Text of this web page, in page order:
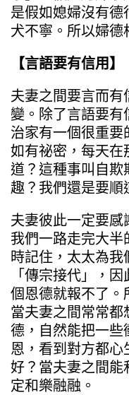
是假如媳婦沒有德
犬不寧。所以婦德
【言語要有信用】
夫妻之間要言而
變。除了言語要有
治家有一個很重要
如有祕密，每天在
道？這種事叫自欺
趣？我們還是要順
夫妻彼此一定要
我們一路走完大
時記住，太太為我
「傳宗接代」，
個恩德就報不了。
當夫妻之間常常都
德，自然能把一些
恩，看到對方都心
好？當夫妻之間能
定和樂融融。